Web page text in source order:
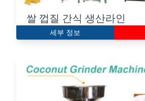
쌀 껍질 간식 생산라인
세부 정보